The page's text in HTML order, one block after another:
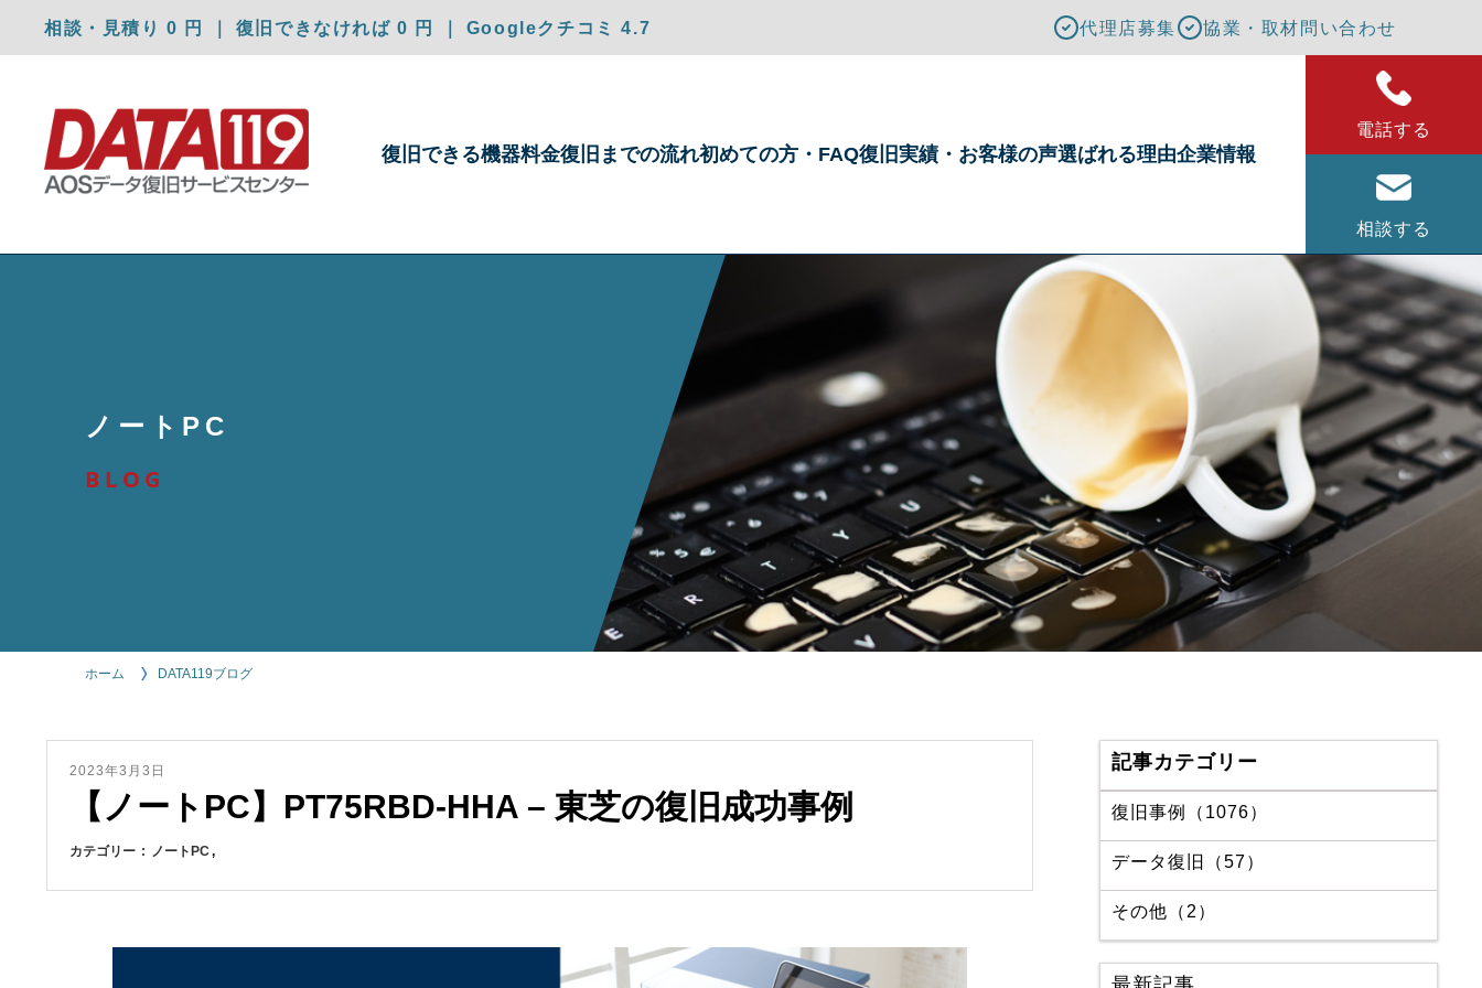
相談・見積り 0 円 ｜ 復旧できなければ 0 円 ｜ Googleクチコミ 4.7 代理店募集 協業・取材問い合わせ
復旧できる機器料金復旧までの流れ初めての方・ FAQ復旧実績・ お客様の声選ばれる理由企業情報
電話する
相談する
ノートPC
BLOG
ホーム DATA119ブログ
2023年3月3日
【ノートPC】PT75RBD-HHA – 東芝の復旧成功事例
カテゴリー ノートPC
記事カテゴリー
復旧事例（1076）
データ復旧（57）
その他（2）